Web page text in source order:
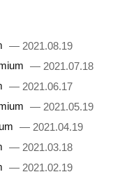
— 2021.08.19
— 2021.07.18
— 2021.06.17
— 2021.05.19
— 2021.04.19
— 2021.03.18
— 2021.02.19